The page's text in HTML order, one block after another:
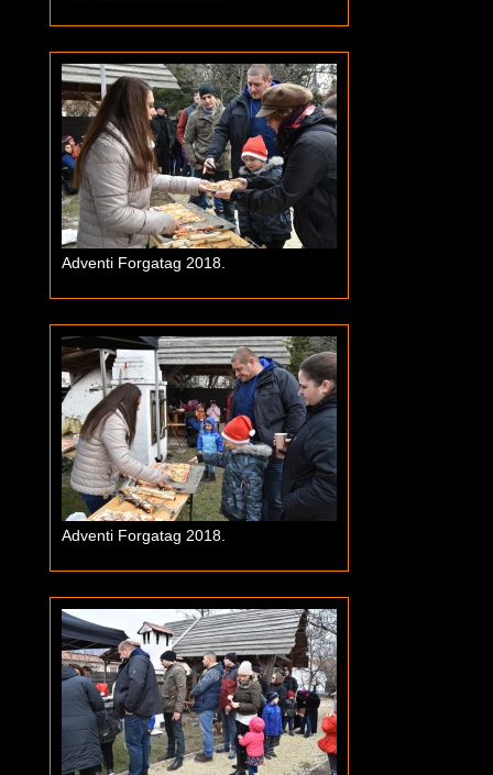
Adventi Forgatag 2018.
Adventi Forgatag 2018.